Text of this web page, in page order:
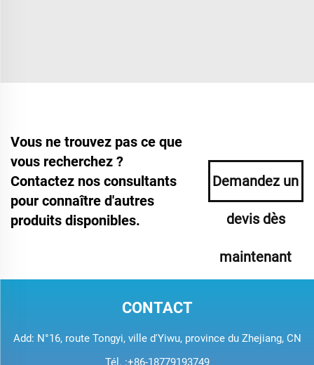
Vous ne trouvez pas ce que
vous recherchez ?
Contactez nos consultants
pour connaître d'autres
produits disponibles.
Demandez un
devis dès
maintenant
CONTACT
Add: N°16, route Tongyi, ville d'Yiwu, province du Zhejiang, CN
Tél. :+86-18779193749